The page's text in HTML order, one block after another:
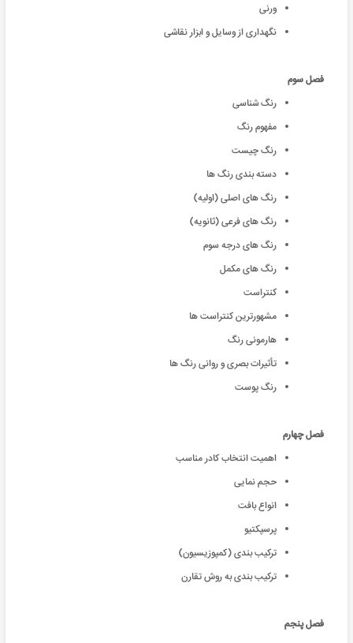
ورنی
نگهداری از وسایل و ابزار نقاشی
فصل سوم
رنگ شناسی
مفهوم رنگ
رنگ چیست
دسته بندی رنگ ها
رنگ های اصلی (اولیه)
رنگ های فرعی (ثانویه)
رنگ های درجه سوم
رنگ های مکمل
کنتراست
مشهورترین کنتراست ها
هارمونی رنگ
تأثیرات بصری و روانی رنگ ها
رنگ پوست
فصل چهارم
اهمیت انتخاب کادر مناسب
حجم نمایی
انواع بافت
پرسپکتیو
ترکیب بندی (کمپوزیسیون)
ترکیب بندی به روش تقارن
فصل پنجم